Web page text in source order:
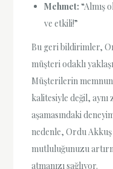
Mehmet: “Almış
ve etkili!”
Bu geri bildirimler,
müşteri odaklı
Müşterilerin
kalitesiyle değil, aynı
aşamasındaki
nedenle, Ordu
mutluluğunuzu
atmanızı sağlıyor.